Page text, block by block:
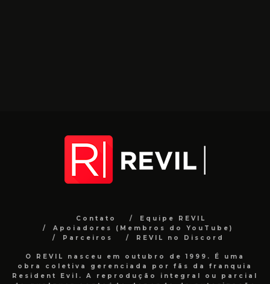
Contato
Equipe REVIL
Apoiadores (Membros do YouTube)
Parceiros
REVIL no Discord
O REVIL nasceu em outubro de 1999. É uma
obra coletiva gerenciada por fãs da franquia
Resident Evil. A reprodução integral ou parcial